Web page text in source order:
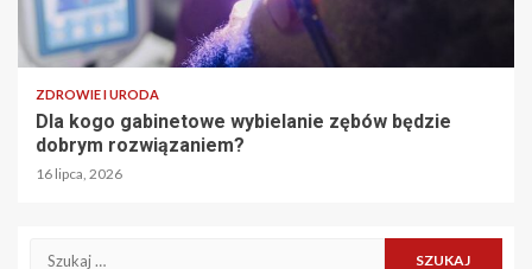
ZDROWIE I URODA
Dla kogo gabinetowe wybielanie zębów będzie
dobrym rozwiązaniem?
16 lipca, 2026
Szukaj: